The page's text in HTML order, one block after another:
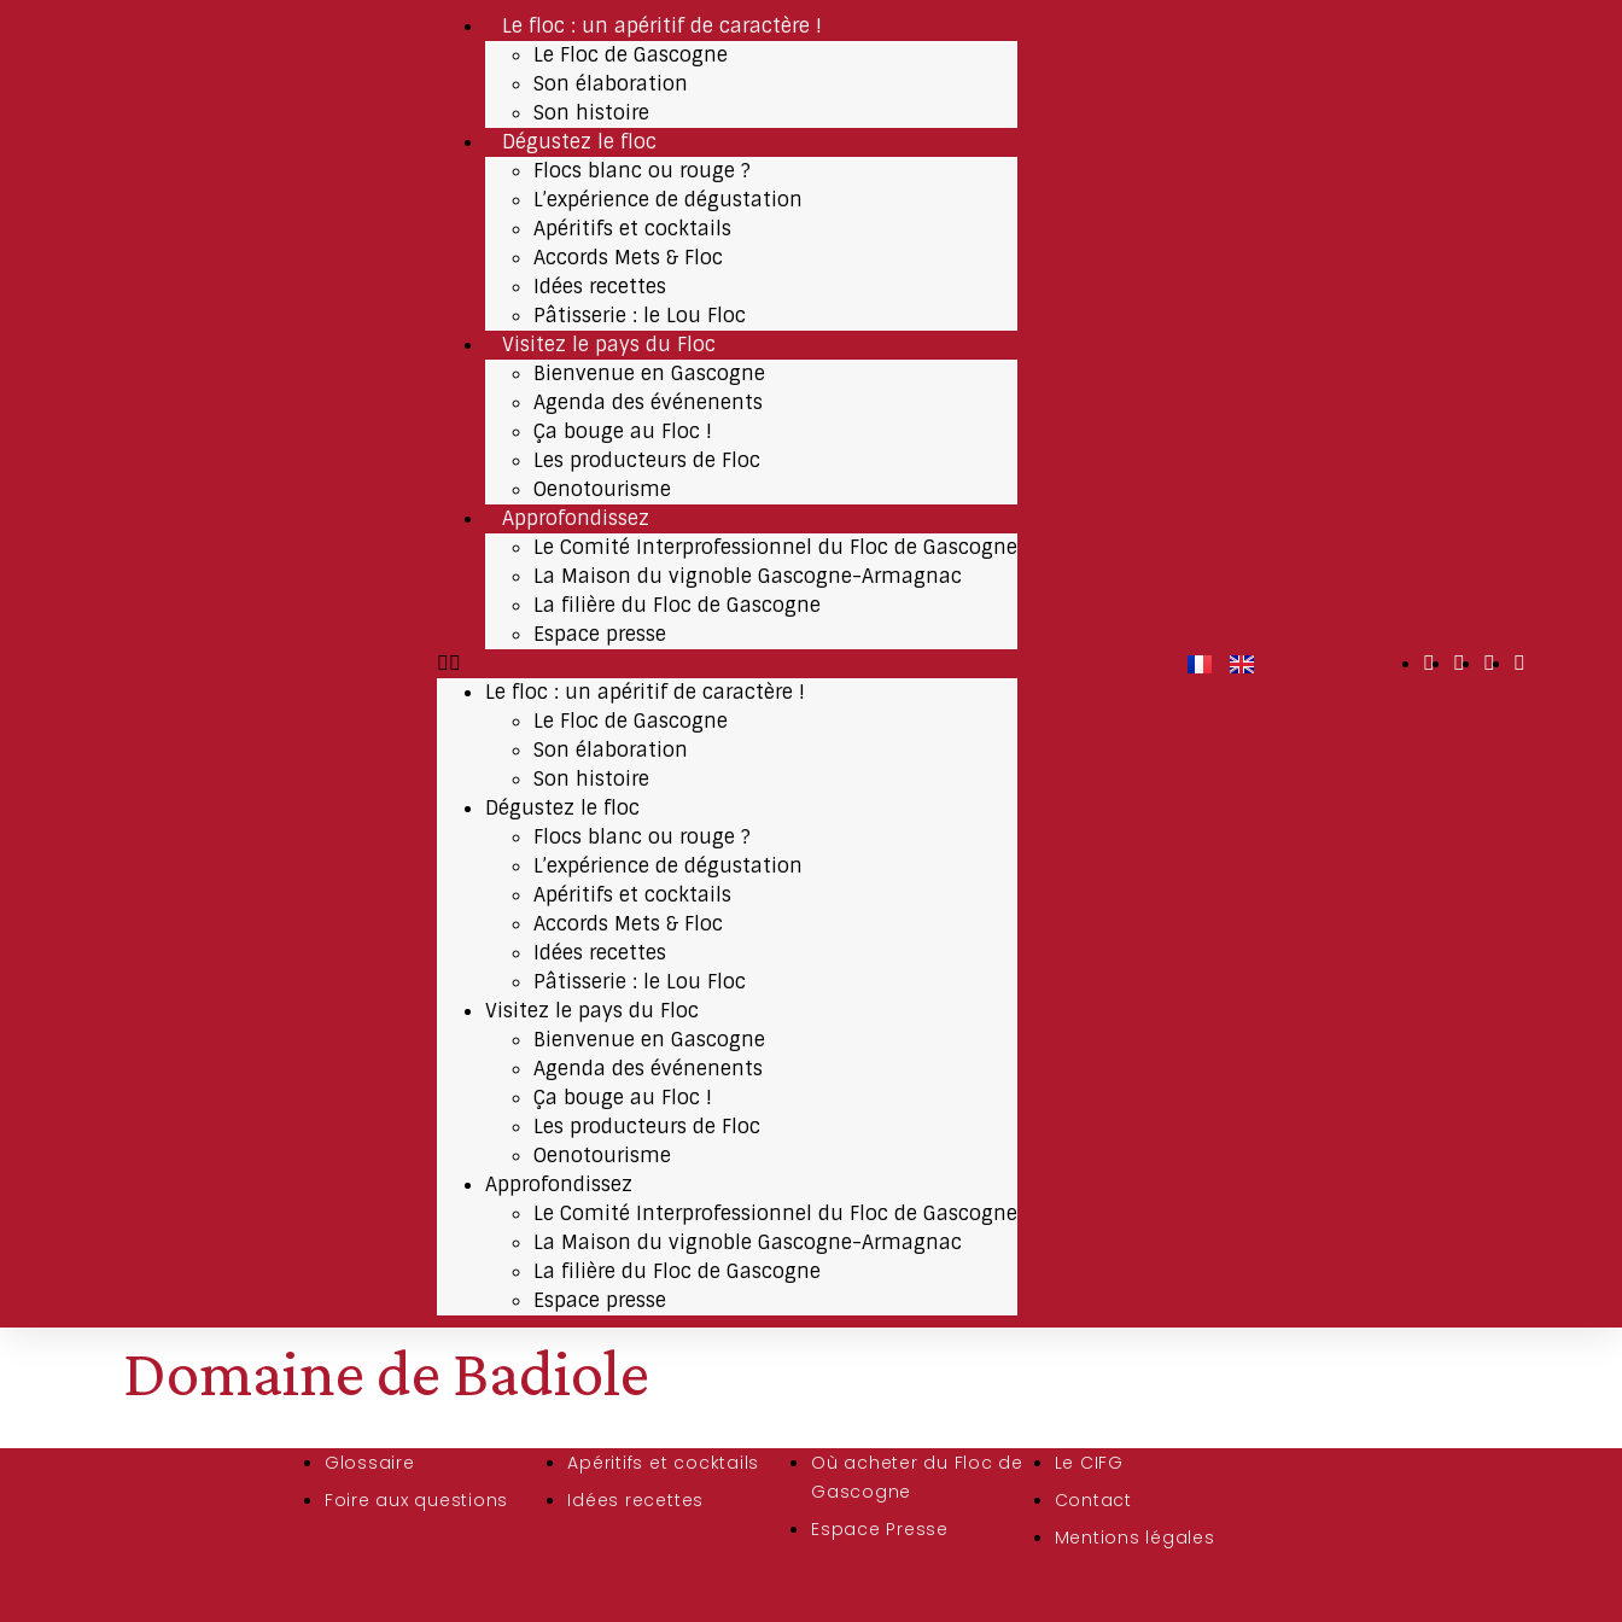
Le floc : un apéritif de caractère !
Le Floc de Gascogne
Son élaboration
Son histoire
Dégustez le floc
Flocs blanc ou rouge ?
L’expérience de dégustation
Apéritifs et cocktails
Accords Mets & Floc
Idées recettes
Pâtisserie : le Lou Floc
Visitez le pays du Floc
Bienvenue en Gascogne
Agenda des événenents
Ça bouge au Floc !
Les producteurs de Floc
Oenotourisme
Approfondissez
Le Comité Interprofessionnel du Floc de Gascogne
La Maison du vignoble Gascogne-Armagnac
La filière du Floc de Gascogne
Espace presse
Le floc : un apéritif de caractère !
Le Floc de Gascogne
Son élaboration
Son histoire
Dégustez le floc
Flocs blanc ou rouge ?
L’expérience de dégustation
Apéritifs et cocktails
Accords Mets & Floc
Idées recettes
Pâtisserie : le Lou Floc
Visitez le pays du Floc
Bienvenue en Gascogne
Agenda des événenents
Ça bouge au Floc !
Les producteurs de Floc
Oenotourisme
Approfondissez
Le Comité Interprofessionnel du Floc de Gascogne
La Maison du vignoble Gascogne-Armagnac
La filière du Floc de Gascogne
Espace presse
Domaine de Badiole
Glossaire
Foire aux questions
Apéritifs et cocktails
Idées recettes
Où acheter du Floc de
Gascogne
Espace Presse
Le CIFG
Contact
Mentions légales